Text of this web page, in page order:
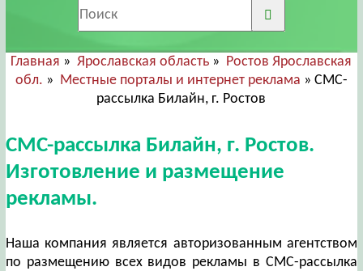
Главная »Ярославская область » Ростов Ярославская
обл. » Местные порталы и интернет реклама » СМС-
рассылка Билайн, г. Ростов
СМС-рассылка Билайн, г. Ростов.
Изготовление и размещение
рекламы.
Наша компания является авторизованным агентством
по размещению всех видов рекламы в СМС-рассылка